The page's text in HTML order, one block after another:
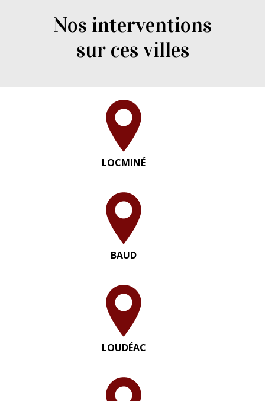
Nos interventions
sur ces villes
LOCMINÉ
BAUD
LOUDÉAC